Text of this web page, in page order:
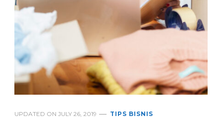
UPDATED ON JULY 26, 2019 TIPS BISNIS